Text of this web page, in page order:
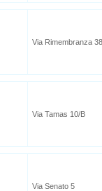
Via Rimembranza
Via Tamas 10/B
Via Senato 5